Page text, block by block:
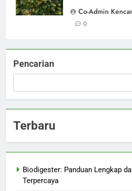
Co-Admin
0
Pencarian
Terbaru
Biodigester: Panduan Lengkap
Terpercaya